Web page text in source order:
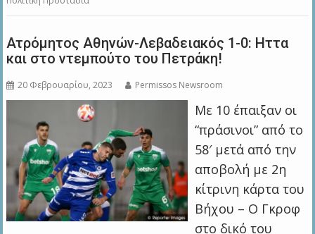
Ατρόμητος Αθηνών-Λεβαδειακός 1-0: Ηττα
και στο ντεμπούτο του Πετράκη!
20 Φεβρουαρίου, 2023 Permissos Newsroom
Με 10 έπαιξαν οι
“πράσινοι” από το
58′ μετά από την
αποβολή με 2η
κίτρινη κάρτα του
Βήχου – Ο Γκροφ
στο δικό του